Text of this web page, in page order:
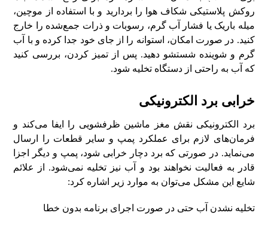
روکش پلاستیکی شکاف هوا را بردارید و با استفاده از موچین،
میله باریک یا فشار آب گرم، رسوبات و ذرات جمع‌شده را خارج
کنید. در صورت امکان، استوانه را از جای خود جدا کرده و با آب
گرم و شوینده شستشو دهید. پس از تمیز کردن، بررسی کنید
که آب به راحتی از دستگاه تخلیه شود.
خرابی برد الکترونیکی
برد الکترونیکی نقش مغز ماشین ظرفشویی را ایفا می‌کند و
فرمان‌های لازم برای عملکرد پمپ و سایر قطعات را ارسال
می‌نماید. در صورتی که برد دچار خرابی شود، پمپ و دیگر اجزا
قادر به فعالیت نخواهند بود و آب نیز تخلیه نمی‌شود. از علائم
شایع این مشکل می‌توان به موارد زیر اشاره کرد:
تخلیه نشدن آب حتی در صورت اجرای برنامه بدون خطا